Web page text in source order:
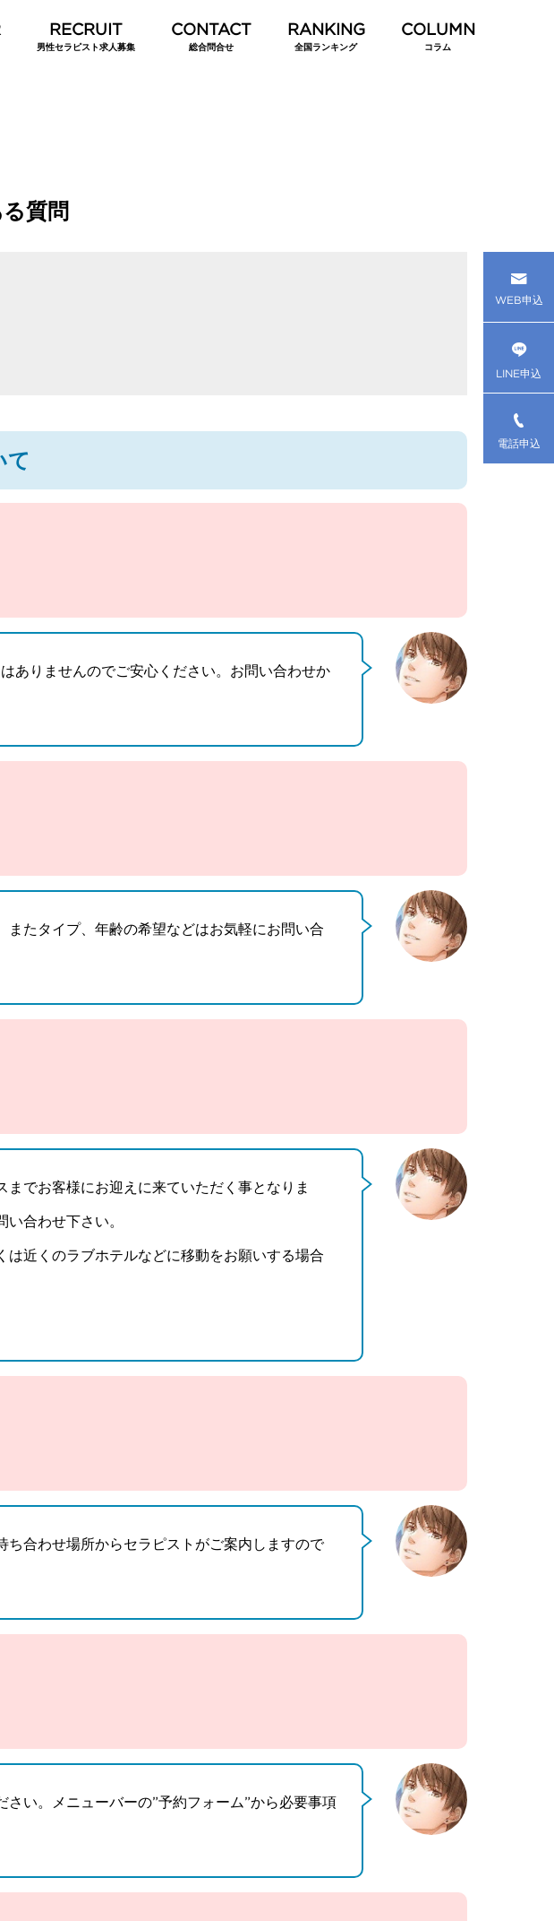
男性セラピスト求人募集 総合問合せ 全国ランキング コラム
質問
て
ありませんのでご安心ください。お問い合わせか
たタイプ、年齢の希望などはお気軽にお問い合
でお客様にお迎えに来ていただく事となりま
合わせ下さい。
近くのラブホテルなどに移動をお願いする場合
合わせ場所からセラピストがご案内しますので
い。メニューバーの”予約フォーム”から必要事項
WEB申込
LINE申込
電話申込